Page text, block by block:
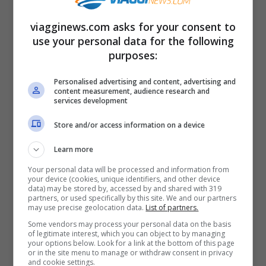
I piatti da provare se sei in vacanza a Torino –
viagginews.com
Se vuoi davvero sentire la tradizione
piemontese nel piatto, devi assolutamente
provare gliagnolottidel plin. Si tratta di
una pasta ripiena fatta a mano, più piccola
viagginews.com asks for your consent to
use your personal data for the following
purposes:
Personalised advertising and content, advertising and
content measurement, audience research and
services development
Store and/or access information on a device
Learn more
Your personal data will be processed and information from
your device (cookies, unique identifiers, and other device
data) may be stored by, accessed by and shared with 319
partners, or used specifically by this site. We and our partners
may use precise geolocation data. List of partners.
Some vendors may process your personal data on the basis
of legitimate interest, which you can object to by managing
your options below. Look for a link at the bottom of this page
or in the site menu to manage or withdraw consent in privacy
and cookie settings.